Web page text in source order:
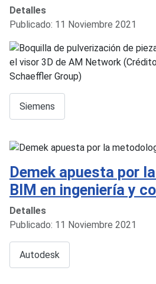
Detalles
Publicado: 11 Noviembre 2021
Siemens
Demek apuesta por
BIM en ingeniería y
Detalles
Publicado: 11 Noviembre 2021
Autodesk